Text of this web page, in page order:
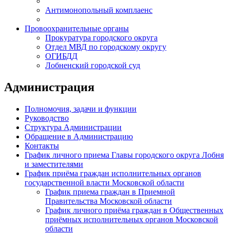
Антимонопольный комплаенс
Провоохранительные органы
Прокуратура городского округа
Отдел МВД по городскому округу
ОГИБДД
Лобненский городской суд
Администрация
Полномочия, задачи и функции
Руководство
Структура Администрации
Обращение в Администрацию
Контакты
График личного приема Главы городского округа Лобня
и заместителями
График приёма граждан исполнительных органов
государственной власти Московской области
График приема граждан в Приемной
Правительства Московской области
График личного приёма граждан в Общественных
приёмных исполнительных органов Московской
области